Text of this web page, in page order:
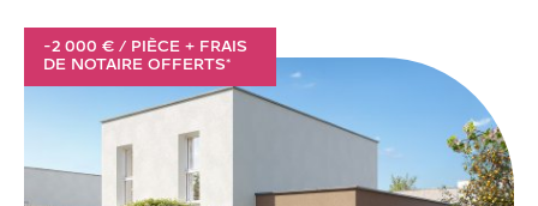
-2 000 € / PIÈCE + FRAIS
DE NOTAIRE OFFERTS*